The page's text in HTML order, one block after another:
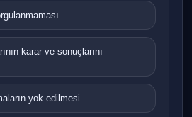
karar ve sonuçlarını
yok edilmesi